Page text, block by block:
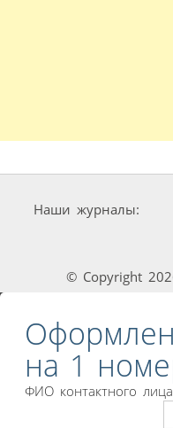
Наши журналы:
© Copyright
на 1
ФИО контактного лица